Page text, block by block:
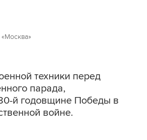
«Москва»
техники перед
парада,
й годовщине Победы в
войне.